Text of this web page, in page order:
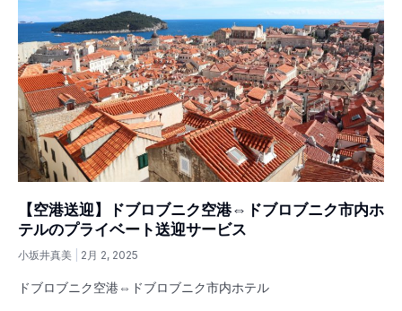
【空港送迎】ドブロブニク空港⇔ドブロブニク市内ホ
テルのプライベート送迎サービス
小坂井真美 2月 2, 2025
ドブロブニク空港⇔ドブロブニク市内ホテル